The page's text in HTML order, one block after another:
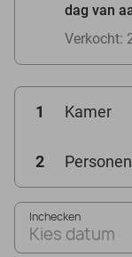
dag van
Verkocht:
1 Kamer
2 Personen
Inchecken
Kies datum